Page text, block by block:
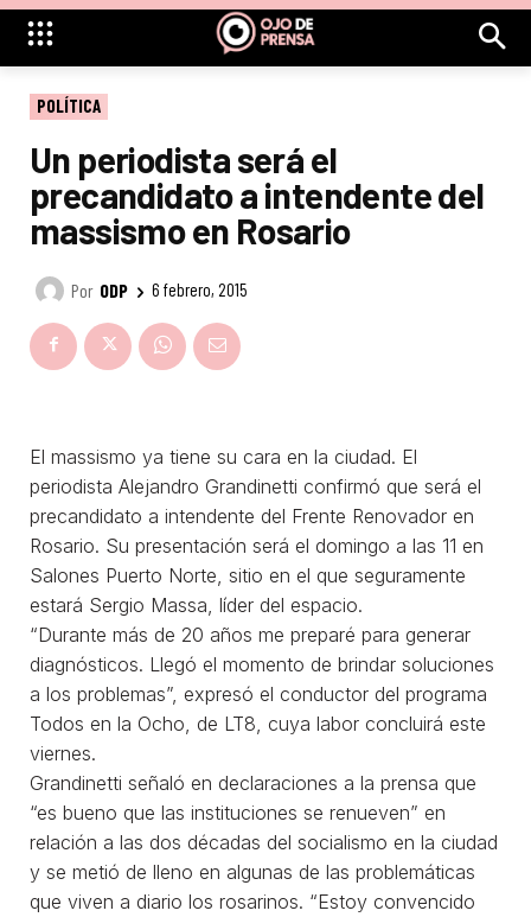
POLÍTICA
Un periodista será el
precandidato a intendente del
massismo en Rosario
Por ODP 6 febrero, 2015
El massismo ya tiene su cara en la ciudad. El
periodista Alejandro Grandinetti confirmó que será el
precandidato a intendente del Frente Renovador en
Rosario. Su presentación será el domingo a las 11 en
Salones Puerto Norte, sitio en el que seguramente
estará Sergio Massa, líder del espacio.
“Durante más de 20 años me preparé para generar
diagnósticos. Llegó el momento de brindar soluciones
a los problemas”, expresó el conductor del programa
Todos en la Ocho, de LT8, cuya labor concluirá este
viernes.
Grandinetti señaló en declaraciones a la prensa que
“es bueno que las instituciones se renueven” en
relación a las dos décadas del socialismo en la ciudad
y se metió de lleno en algunas de las problemáticas
que viven a diario los rosarinos. “Estoy convencido